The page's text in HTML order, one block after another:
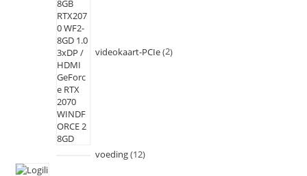
videokaart-PCIe 2
voeding 12